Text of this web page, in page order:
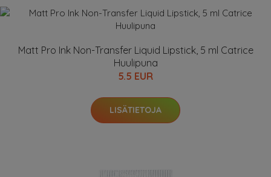
Matt Pro Ink Non-Transfer Liquid Lipstick, 5 ml Catrice
Huulipuna
5.5 EUR
LISÄTIETOJA